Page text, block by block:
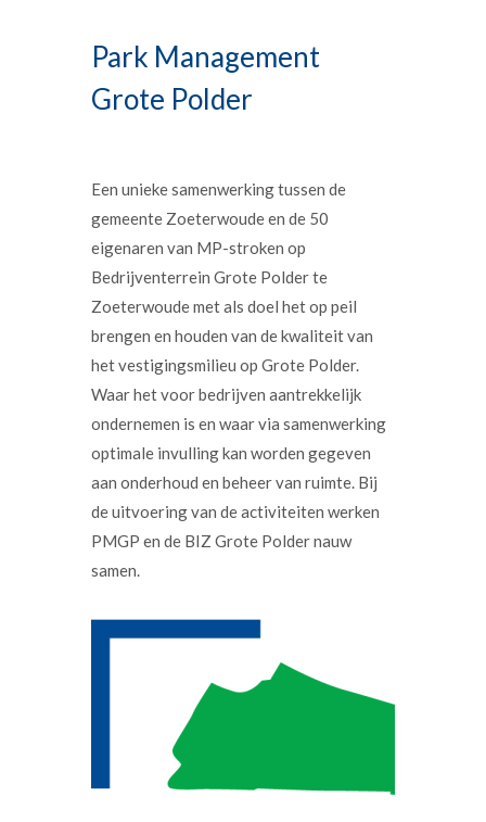
Park Management
Grote Polder
Een unieke samenwerking tussen de
gemeente Zoeterwoude en de 50
eigenaren van MP-stroken op
Bedrijventerrein Grote Polder te
Zoeterwoude met als doel het op peil
brengen en houden van de kwaliteit van
het vestigingsmilieu op Grote Polder.
Waar het voor bedrijven aantrekkelijk
ondernemen is en waar via samenwerking
optimale invulling kan worden gegeven
aan onderhoud en beheer van ruimte. Bij
de uitvoering van de activiteiten werken
PMGP en de BIZ Grote Polder nauw
samen.